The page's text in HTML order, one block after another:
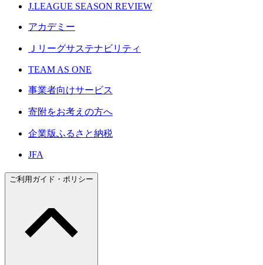
J.LEAGUE SEASON REVIEW
アカデミー
Ｊリーグサステナビリティ
TEAM AS ONE
事業者向けサービス
寄附をお考えの方へ
企業版ふるさと納税
JFA
ご利用ガイド・ポリシー